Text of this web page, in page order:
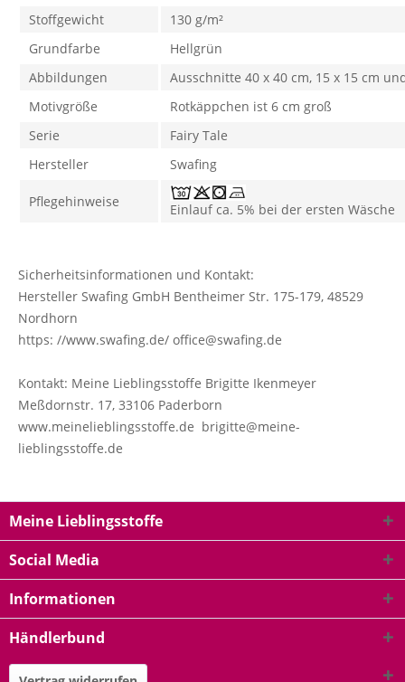
Stoffgewicht
130 g/m²
Grundfarbe
Hellgrün
Abbildungen
Ausschnitte 40 x 40 cm, 15 x 15 cm
Motivgröße
Rotkäppchen ist 6 cm groß
Serie
Fairy Tale
Hersteller
Swafing
Pflegehinweise Einlauf ca. 5% bei der ersten Wäsche
Sicherheitsinformationen und Kontakt:
Hersteller Swafing GmbH Bentheimer Str. 175-179, 48529
Nordhorn
https: //www.swafing.de/ office@swafing.de
Kontakt: Meine Lieblingsstoffe Brigitte Ikenmeyer
Meßdornstr. 17, 33106 Paderborn
www.meinelieblingsstoffe.de brigitte@meine-
lieblingsstoffe.de
Meine Lieblingsstoffe
Social Media
Informationen
Händlerbund